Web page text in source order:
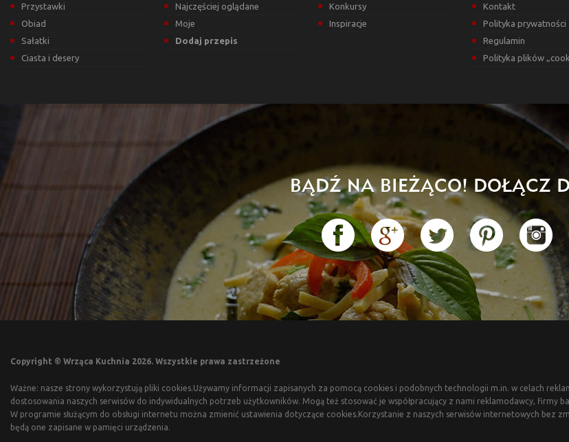
Przystawki
Obiad
Sałatki
Ciasta i desery
Najczęściej oglądane
Moje
Dodaj przepis
Konkursy
Inspiracje
Kontakt
Polityka prywatności
Regulamin
Polityka plików
BĄDŹ NA BIEŻĄCO! DOŁĄCZ
Copyright © Wrząca Kuchnia 2026. Wszystkie prawa zastrzeżone
Ważne: nasze strony wykorzystują pliki cookies.Używamy informacji zapisanych za pomocą cookies i podobnych technologii m.in. w celach
dostosowania naszych serwisów do indywidualnych potrzeb użytkowników. Mogą też stosować je współpracujący z nami reklamodawcy, firmy
W programie służącym do obsługi internetu można zmienić ustawienia dotyczące cookies.Korzystanie z naszych serwisów internetowych bez
będą one zapisane w pamięci urządzenia.